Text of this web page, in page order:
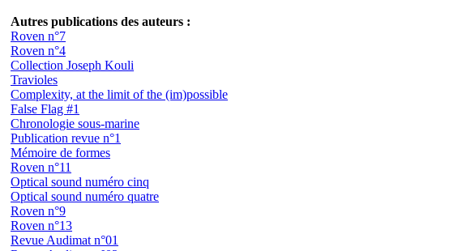
Autres publications des auteurs :
Roven n°7
Roven n°4
Collection Joseph Kouli
Travioles
Complexity, at the limit of the (im)possible
False Flag #1
Chronologie sous-marine
Publication revue n°1
Mémoire de formes
Roven n°11
Optical sound numéro cinq
Optical sound numéro quatre
Roven n°9
Roven n°13
Revue Audimat n°01